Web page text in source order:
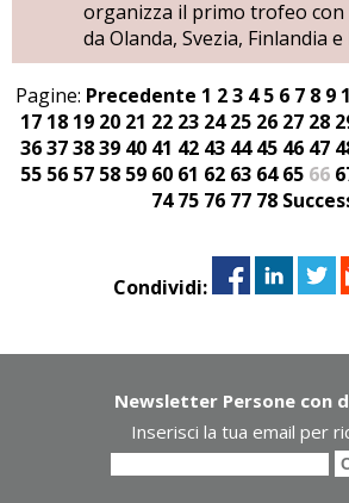
organizza il primo trofeo
da Olanda, Svezia, Finlandia e
Pagine: Precedente 1 2 3 4 5 6 7 8 9
17 18 19 20 21 22 23 24 25 26 27 28
36373839 40 41 42 43 44 45 46 47
55 56 57 58 59 60 61 62 63 64 65 66
74 75 76 77 78
Condividi:
Newsletter Persone con
Inserisci la tua email per